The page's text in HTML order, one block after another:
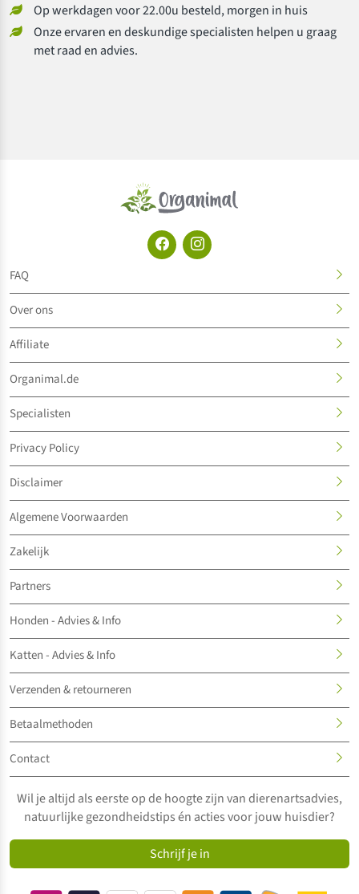
Op werkdagen voor 22.00u besteld, morgen in huis
Onze ervaren en deskundige specialisten helpen u graag
met raad en advies.
FAQ
Over ons
Affiliate
Organimal.de
Specialisten
Privacy Policy
Disclaimer
Algemene Voorwaarden
Zakelijk
Partners
Honden - Advies & Info
Katten - Advies & Info
Verzenden & retourneren
Betaalmethoden
Contact
Wil je altijd als eerste op de hoogte zijn van dierenartsadvies,
natuurlijke gezondheidstips én acties voor jouw huisdier?
Schrijf je in